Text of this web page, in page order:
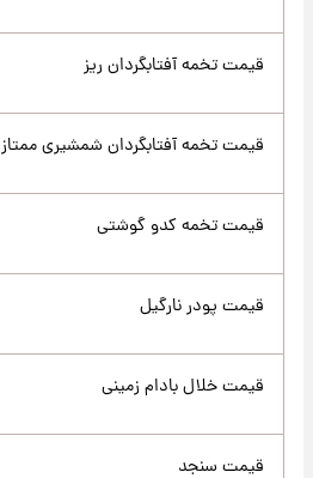
قیمت تخمه آفتابگردان ریز
قیمت تخمه آفتابگردان شمشیری ممتاز
قیمت تخمه کدو گوشتی
قیمت پودر نارگیل
قیمت خلال بادام زمینی
قیمت سنجد